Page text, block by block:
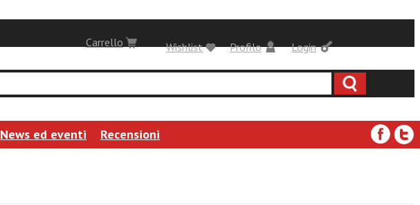
Login
Carrello Profilo
Wishlist
News ed eventi Recensioni